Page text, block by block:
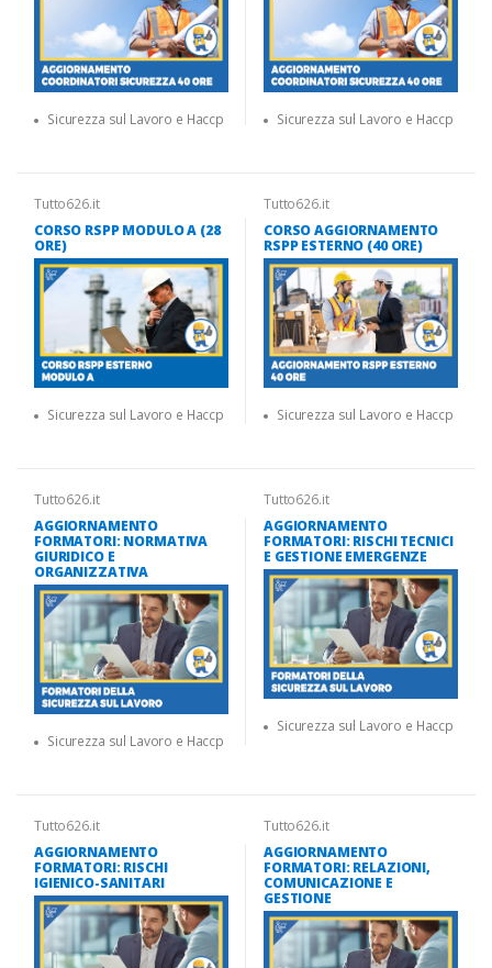
Sicurezza sul Lavoro e Haccp Sicurezza sul Lavoro e Haccp
Tutto626.it
CORSO RSPP MODULO A (28
ORE)
Sicurezza sul Lavoro e Haccp
Tutto626.it
CORSO AGGIORNAMENTO
RSPP ESTERNO (40 ORE)
Sicurezza sul Lavoro e Haccp
Tutto626.it
AGGIORNAMENTO
FORMATORI: NORMATIVA
GIURIDICO E
ORGANIZZATIVA
Sicurezza sul Lavoro e Haccp
Tutto626.it
AGGIORNAMENTO
FORMATORI: RISCHI TECNICI
E GESTIONE EMERGENZE
Sicurezza sul Lavoro e Haccp
Tutto626.it
AGGIORNAMENTO
FORMATORI: RISCHI
IGIENICO-SANITARI
Tutto626.it
AGGIORNAMENTO
FORMATORI: RELAZIONI,
COMUNICAZIONE E
GESTIONE